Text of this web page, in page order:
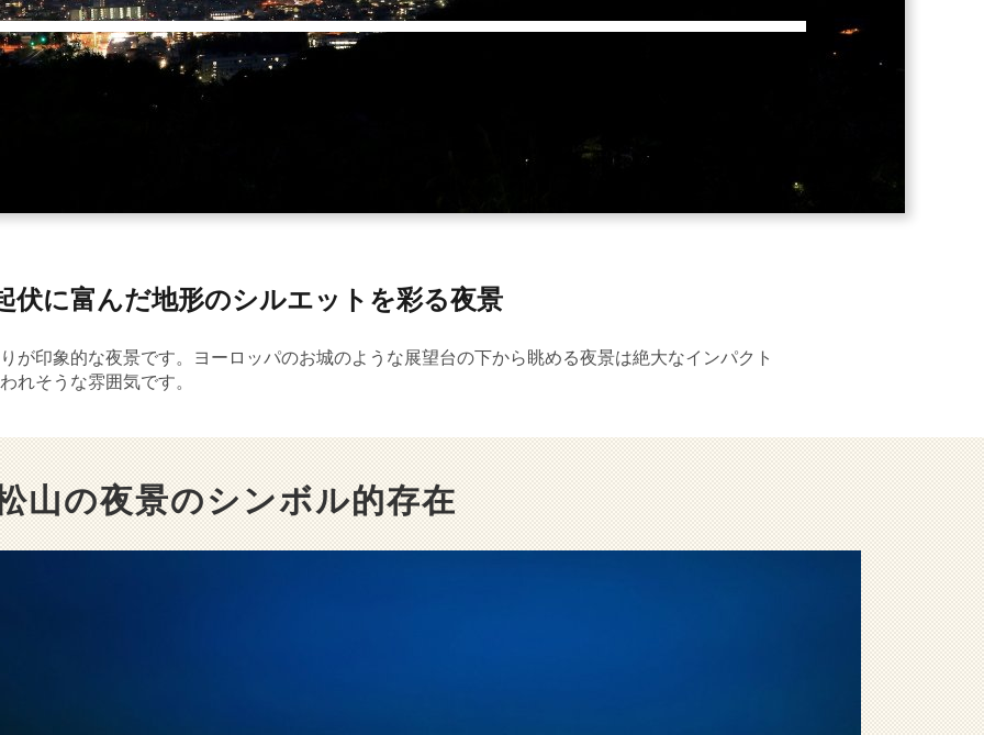
伏に富んだ地形のシルエットを彩る夜景
が印象的な夜景です。ヨーロッパのお城のような展望台の下から眺める夜景は絶大なインパクト
れそうな雰囲気です。
山の夜景のシンボル的存在